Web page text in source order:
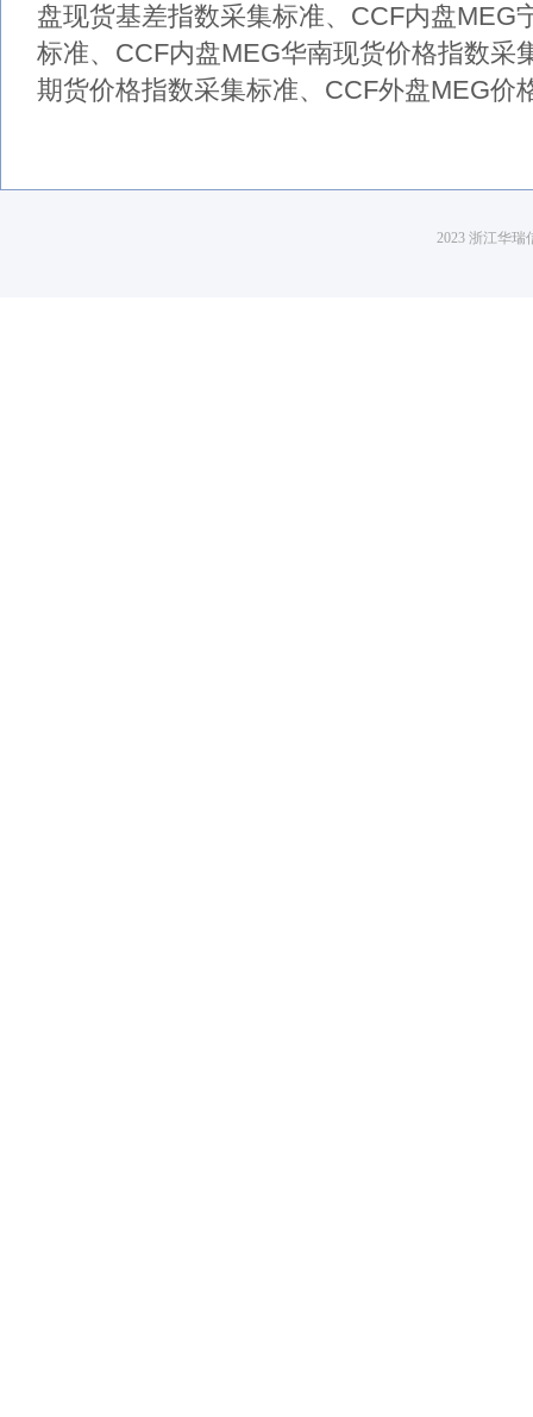
盘现货基差指数采集标准、CCF内盘MEG
标准、CCF内盘MEG华南现货价格指数采
期货价格指数采集标准、CCF外盘MEG价
2023 浙江华瑞